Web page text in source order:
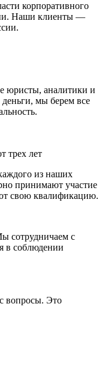
корпоративного
Наши клиенты —
юристы, аналитики и
мы берем все
трех лет
из наших
принимают участие
свою квалификацию.
сотрудничаем с
в соблюдении
вопросы. Это